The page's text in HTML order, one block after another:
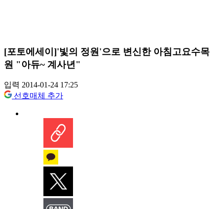
[포토에세이]'빛의 정원'으로 변신한 아침고요수목
원 "아듀~ 계사년"
입력 2014-01-24 17:25
선호매체 추가